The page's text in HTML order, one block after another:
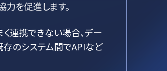
を促進します。
連携できない場合、デー
存のシステム間でAPIなど